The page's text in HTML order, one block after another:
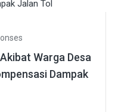
Warga Desa
Dampak